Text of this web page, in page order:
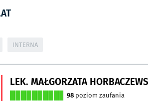
INTERNA
LEK. MAŁGORZATA
98 poziom zaufania